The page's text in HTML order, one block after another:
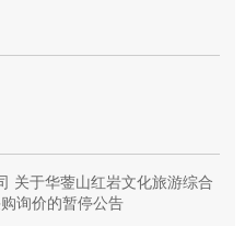
关于华蓥山红岩文化旅游综合
询价的暂停公告